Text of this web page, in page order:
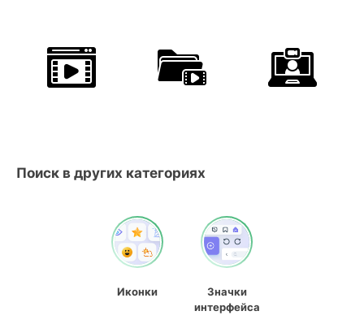
Поиск в других категориях
Иконки
Значки
интерфейса